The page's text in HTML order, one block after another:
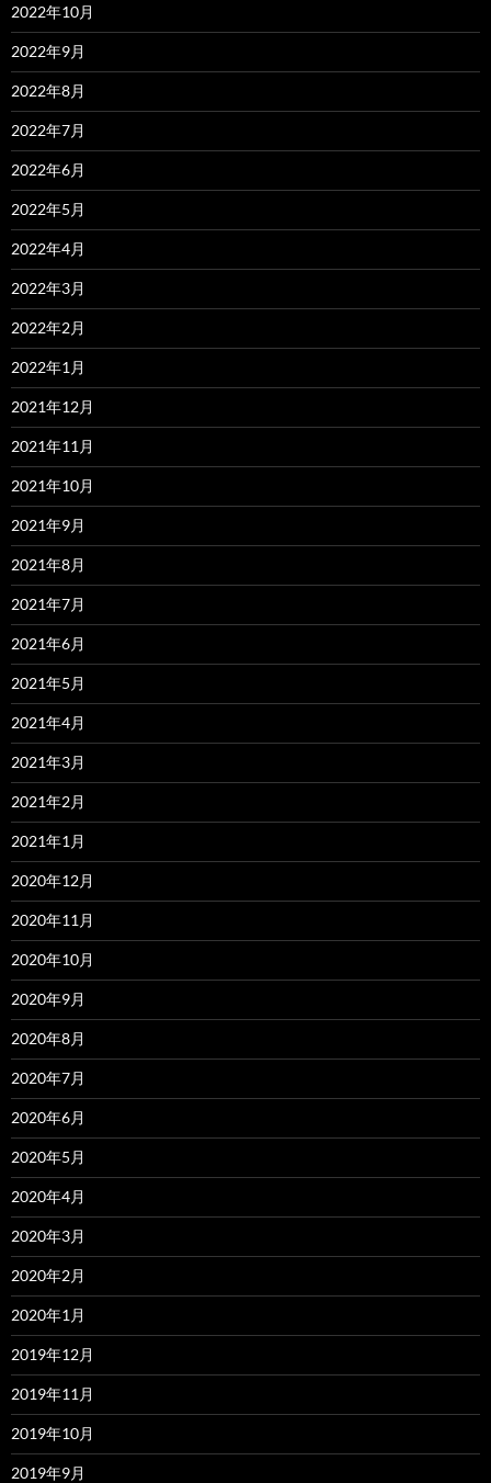
2022年10月
2022年9月
2022年8月
2022年7月
2022年6月
2022年5月
2022年4月
2022年3月
2022年2月
2022年1月
2021年12月
2021年11月
2021年10月
2021年9月
2021年8月
2021年7月
2021年6月
2021年5月
2021年4月
2021年3月
2021年2月
2021年1月
2020年12月
2020年11月
2020年10月
2020年9月
2020年8月
2020年7月
2020年6月
2020年5月
2020年4月
2020年3月
2020年2月
2020年1月
2019年12月
2019年11月
2019年10月
2019年9月